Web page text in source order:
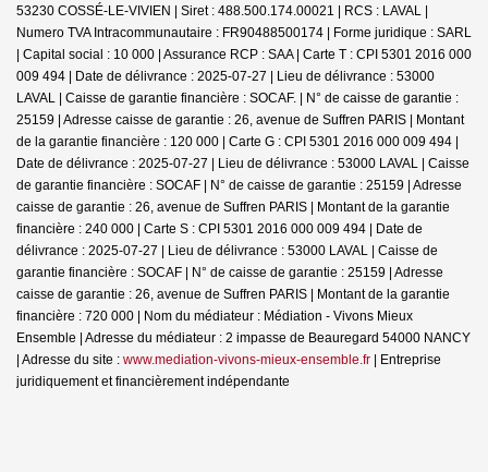
53230 COSSÉ-LE-VIVIEN | Siret : 488.500.174.00021 | RCS : LAVAL |
Numero TVA Intracommunautaire : FR90488500174 | Forme juridique : SARL
| Capital social : 10 000 | Assurance RCP : SAA | Carte T : CPI 5301 2016 000
009 494 | Date de délivrance : 2025-07-27 | Lieu de délivrance : 53000
LAVAL | Caisse de garantie financière : SOCAF. | N° de caisse de garantie :
25159 | Adresse caisse de garantie : 26, avenue de Suffren PARIS | Montant
de la garantie financière : 120 000 | Carte G : CPI 5301 2016 000 009 494 |
Date de délivrance : 2025-07-27 | Lieu de délivrance : 53000 LAVAL | Caisse
de garantie financière : SOCAF | N° de caisse de garantie : 25159 | Adresse
caisse de garantie : 26, avenue de Suffren PARIS | Montant de la garantie
financière : 240 000 | Carte S : CPI 5301 2016 000 009 494 | Date de
délivrance : 2025-07-27 | Lieu de délivrance : 53000 LAVAL | Caisse de
garantie financière : SOCAF | N° de caisse de garantie : 25159 | Adresse
caisse de garantie : 26, avenue de Suffren PARIS | Montant de la garantie
financière : 720 000 | Nom du médiateur : Médiation - Vivons Mieux
Ensemble | Adresse du médiateur : 2 impasse de Beauregard 54000 NANCY
| Adresse du site : www.mediation-vivons-mieux-ensemble.fr | Entreprise
juridiquement et financièrement indépendante